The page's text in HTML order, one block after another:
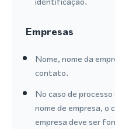
Empresas
Nome, nome da
contato.
No caso de
nome de empresa,
empresa deve ser